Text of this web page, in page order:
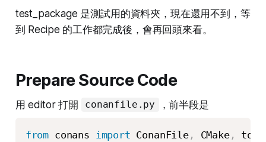
test_package 是測試用的資料夾，現在還用不到，等
到 Recipe 的工作都完成後，會再回頭來看。
Prepare Source Code
用 editor 打開 conanfile.py ，前半段是
from conans import ConanFile, CMake,